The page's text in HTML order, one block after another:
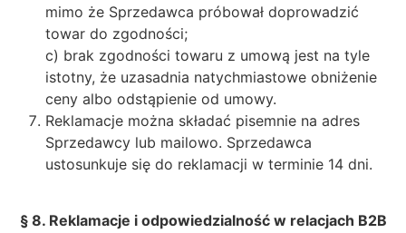
mimo że Sprzedawca próbował doprowadzić
towar do zgodności;
c) brak zgodności towaru z umową jest na tyle
istotny, że uzasadnia natychmiastowe obniżenie
ceny albo odstąpienie od umowy.
Reklamacje można składać pisemnie na adres
Sprzedawcy lub mailowo. Sprzedawca
ustosunkuje się do reklamacji w terminie 14 dni.
§ 8. Reklamacje i odpowiedzialność w relacjach B2B